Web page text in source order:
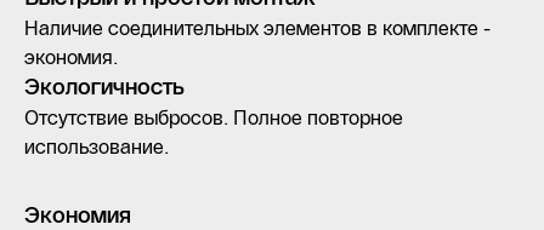
Наличие соединительных элементов в комплекте -
экономия.
Экологичность
Отсутствие выбросов. Полное повторное
использование.
Экономия